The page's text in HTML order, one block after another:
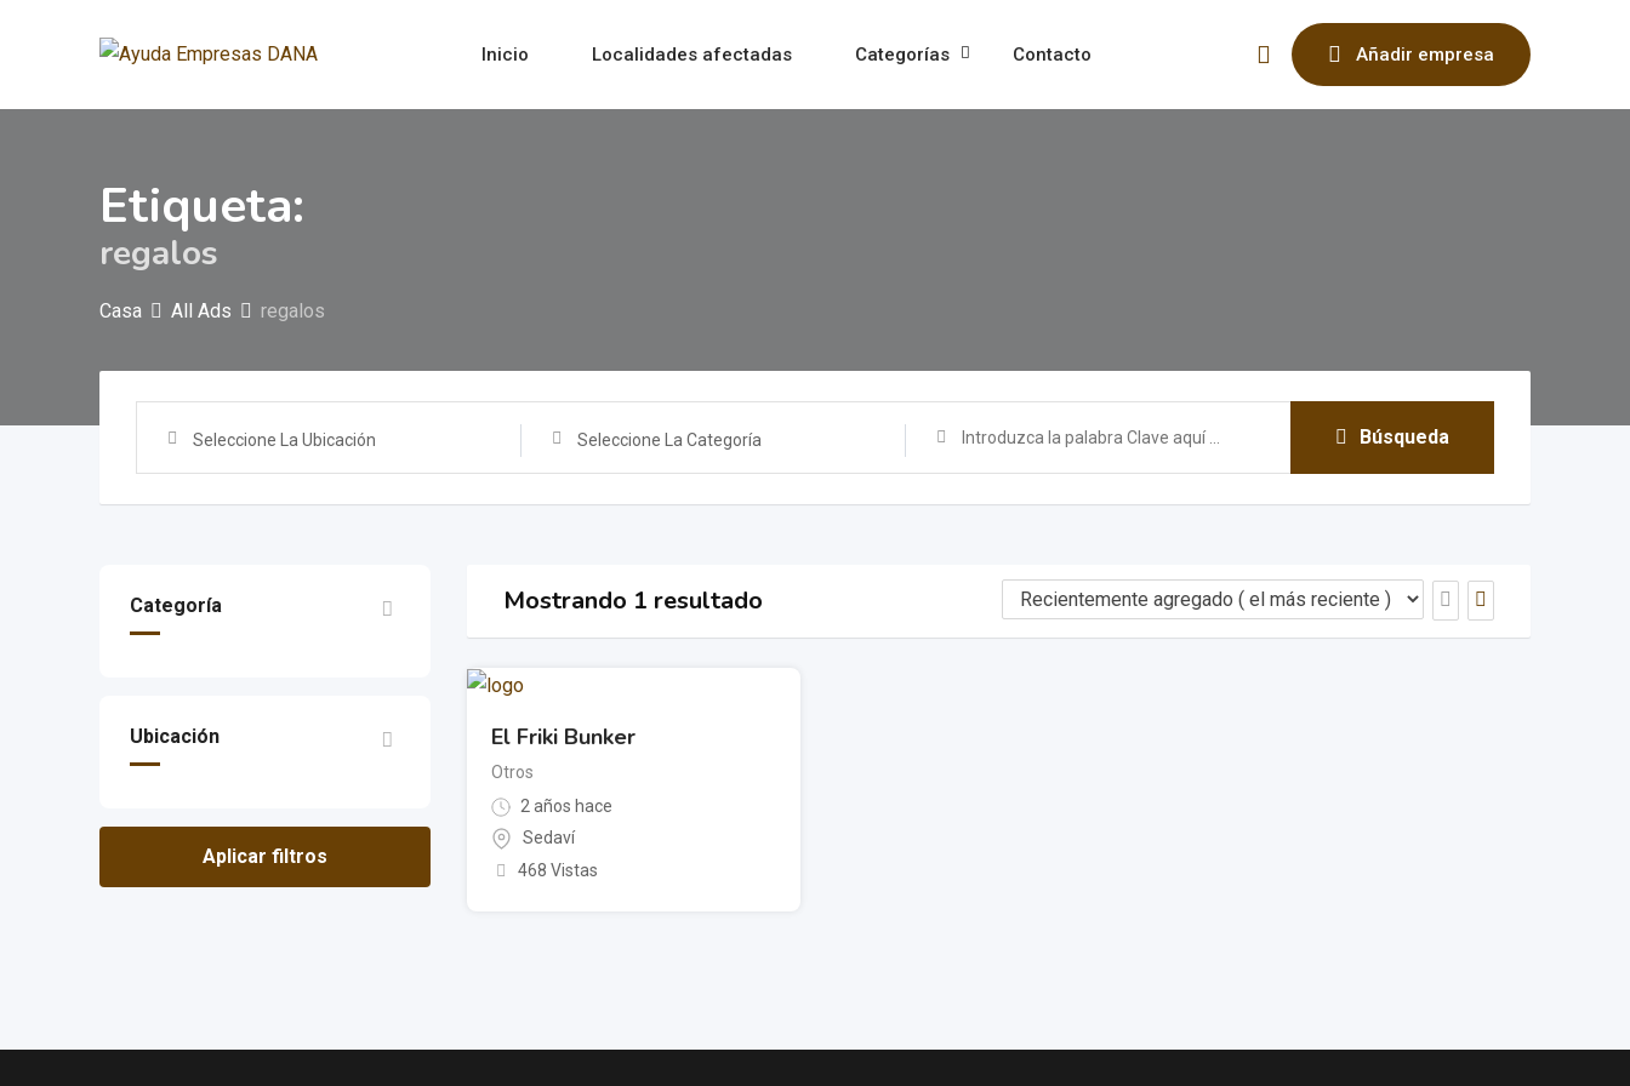
Inicio Localidades afectadas Categorías Contacto Añadir empresa
Etiqueta:
regalos
Casa All Ads regalos
Seleccione La Ubicación Seleccione La Categoría Búsqueda
Categoría
Ubicación
Aplicar filtros
Mostrando 1 resultado
El Friki Bunker
Otros
2 años hace
Sedaví
468 Vistas